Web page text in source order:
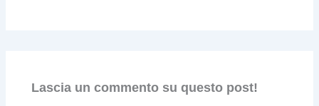
Lascia un commento su questo post!